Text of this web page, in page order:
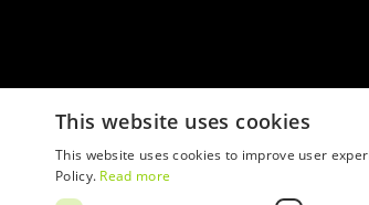
This website uses cookies
This website uses cookies to improve user
Policy. Read more